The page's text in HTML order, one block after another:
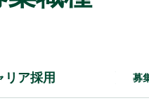
リア採用 募
リューション領域
営方針・中期経営計画
くらケーシーエスグループ
長あいさつ
卒採用